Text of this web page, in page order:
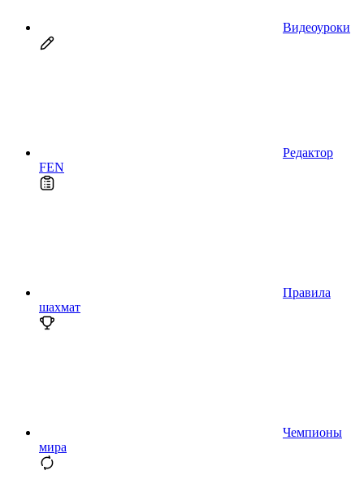
Видеоуроки
Редактор
FEN
Правила
шахмат
Чемпионы
мира